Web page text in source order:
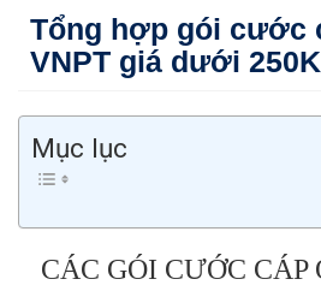
Tổng hợp gói cước
VNPT giá dưới
Mục lục
CÁC GÓI CƯỚC CÁP